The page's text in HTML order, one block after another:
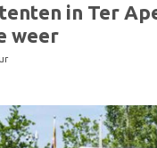
in Ter
weer